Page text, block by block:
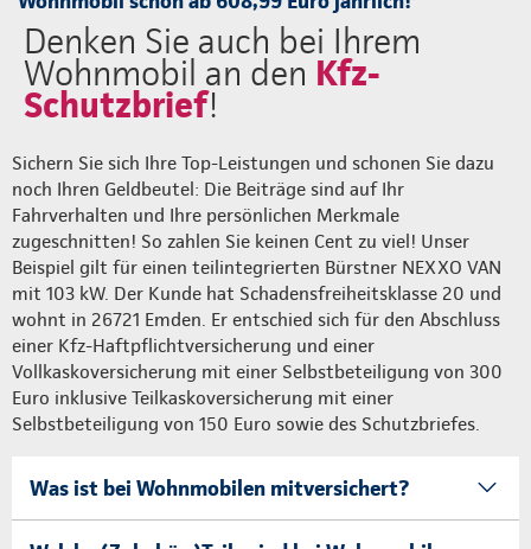
Denken Sie auch bei Ihrem
Wohnmobil an den Kfz-
Schutzbrief!
Sichern Sie sich Ihre Top-Leistungen und schonen Sie dazu
noch Ihren Geldbeutel: Die Beiträge sind auf Ihr
Fahrverhalten und Ihre persönlichen Merkmale
zugeschnitten! So zahlen Sie keinen Cent zu viel! Unser
Beispiel gilt für einen teilintegrierten Bürstner NEXXO VAN
mit 103 kW. Der Kunde hat Schadensfreiheitsklasse 20 und
wohnt in 26721 Emden. Er entschied sich für den Abschluss
einer Kfz-Haftpflichtversicherung und einer
Vollkaskoversicherung mit einer Selbstbeteiligung von 300
Euro inklusive Teilkaskoversicherung mit einer
Selbstbeteiligung von 150 Euro sowie des Schutzbriefes.
Was ist bei Wohnmobilen mitversichert?